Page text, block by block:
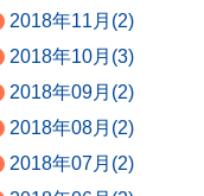
2018年11月(2)
2018年10月(3)
2018年09月(2)
2018年08月(2)
2018年07月(2)